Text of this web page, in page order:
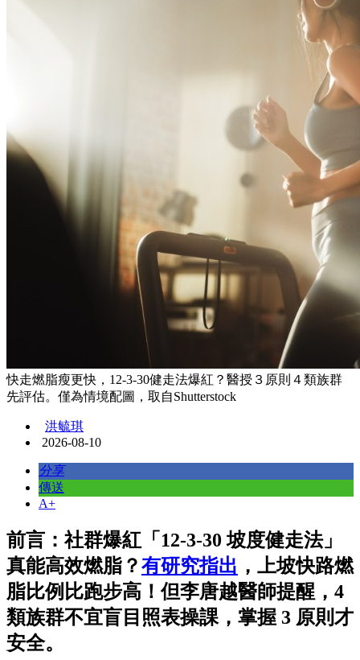
快走燃脂瘦更快，12-3-30健走法爆紅？醫授３原則４類族群
先評估。僅為情境配圖，取自Shutterstock
洪毓琪
2026-08-10
分享
傳送
A+
前言：社群爆紅「12-3-30 坡度健走法」
真能高效燃脂？有研究指出 ，上坡快路燃
脂比例比跑步高！但李唐越醫師提醒，4
類族群不宜盲目照表操課，掌握 3 原則才
安全。